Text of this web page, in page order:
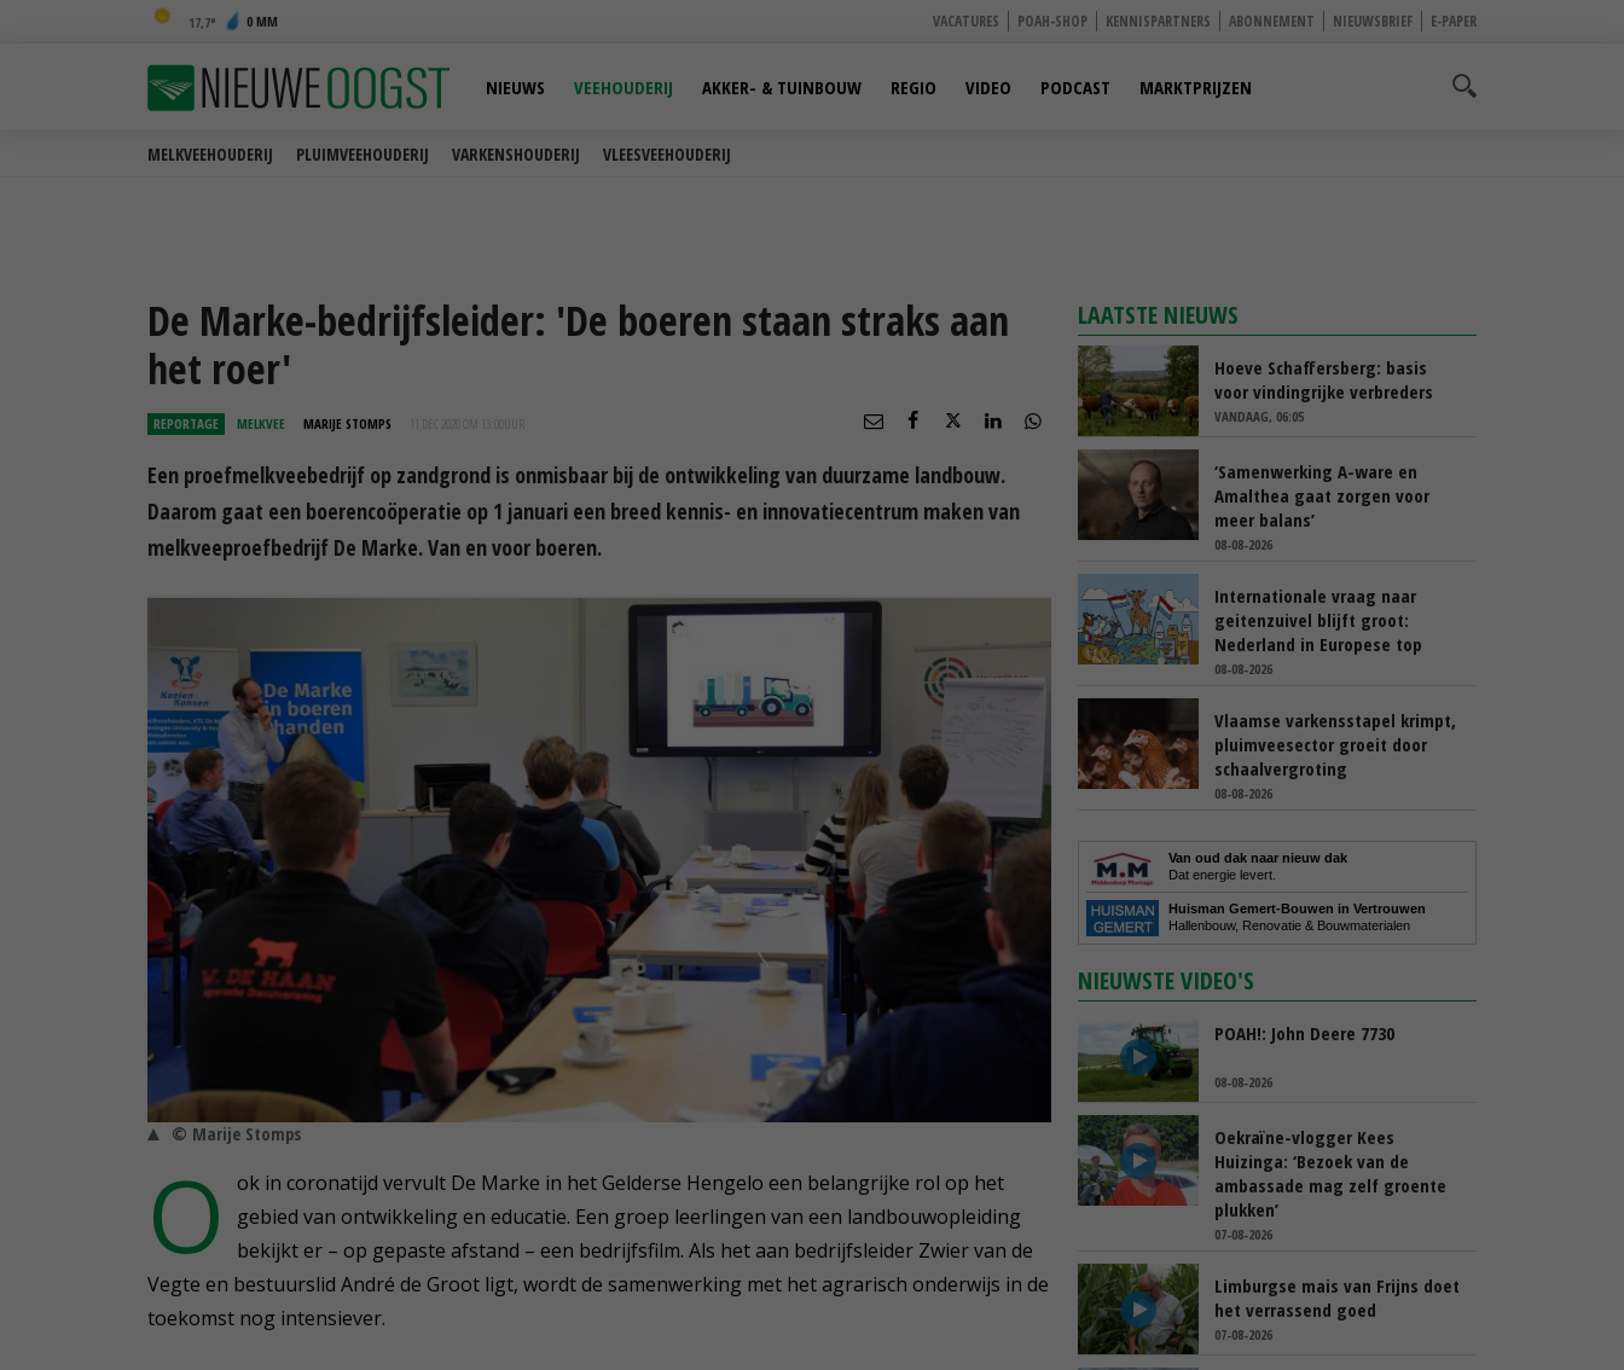
17,7 0 MM VACATURES POAH-SHOP KENNISPARTNERS ABONNEMENT NIEUWSBRIEF E-PAPER
MELKVEEHOUDERIJ PLUIMVEEHOUDERIJ VARKENSHOUDERIJ VLEESVEEHOUDERIJ
NIEUWS VEEHOUDERIJ AKKER- & TUINBOUW REGIO VIDEO PODCAST MARKTPRIJZEN
De Marke-bedrijfsleider: 'De boeren staan straks aan
het roer'
REPORTAGE MELKVEE MARIJE STOMPS 11 DEC 2020 OM 13:00
Een proefmelkveebedrijf op zandgrond is onmisbaar bij de ontwikkeling van duurzame landbouw.
Daarom gaat een boerencoöperatie op 1 januari een breed kennis- en innovatiecentrum maken van
melkveeproefbedrijf De Marke. Van en voor boeren.
© Marije Stomps
O
ok in coronatijd vervult De Marke in het Gelderse Hengelo een belangrijke rol op het
gebied van ontwikkeling en educatie. Een groep leerlingen van een landbouwopleiding
bekijkt er – op gepaste afstand – een bedrijfsfilm. Als het aan bedrijfsleider Zwier van de
Vegte en bestuurslid André de Groot ligt, wordt de samenwerking met het agrarisch onderwijs in de
toekomst nog intensiever.
LAATSTE NIEUWS
Hoeve Schaffersberg: basis
voor vindingrijke verbreders
VANDAAG, 06:05
‘Samenwerking A-ware en
Amalthea gaat zorgen voor
meer balans’
08-08-2026
Internationale vraag naar
geitenzuivel blijft groot:
Nederland in Europese top
08-08-2026
Vlaamse varkensstapel krimpt,
pluimveesector groeit door
schaalvergroting
08-08-2026
Van oud dak naar nieuw dak
Dat energie levert.
Huisman Gemert-Bouwen in Vertrouwen
Hallenbouw, Renovatie & Bouwmaterialen
NIEUWSTE VIDEO'S
POAH!: John Deere 7730
08-08-2026
Oekraïne-vlogger Kees
Huizinga: ‘Bezoek van de
ambassade mag zelf groente
plukken’
07-08-2026
Limburgse mais van Frijns doet
het verrassend goed
07-08-2026